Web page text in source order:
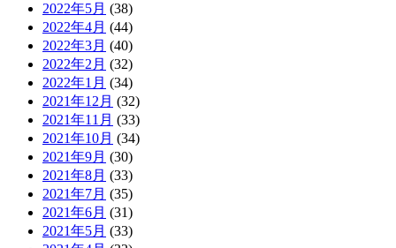
2022年5月 (38)
2022年4月 (44)
2022年3月 (40)
2022年2月 (32)
2022年1月 (34)
2021年12月 (32)
2021年11月 (33)
2021年10月 (34)
2021年9月 (30)
2021年8月 (33)
2021年7月 (35)
2021年6月 (31)
2021年5月 (33)